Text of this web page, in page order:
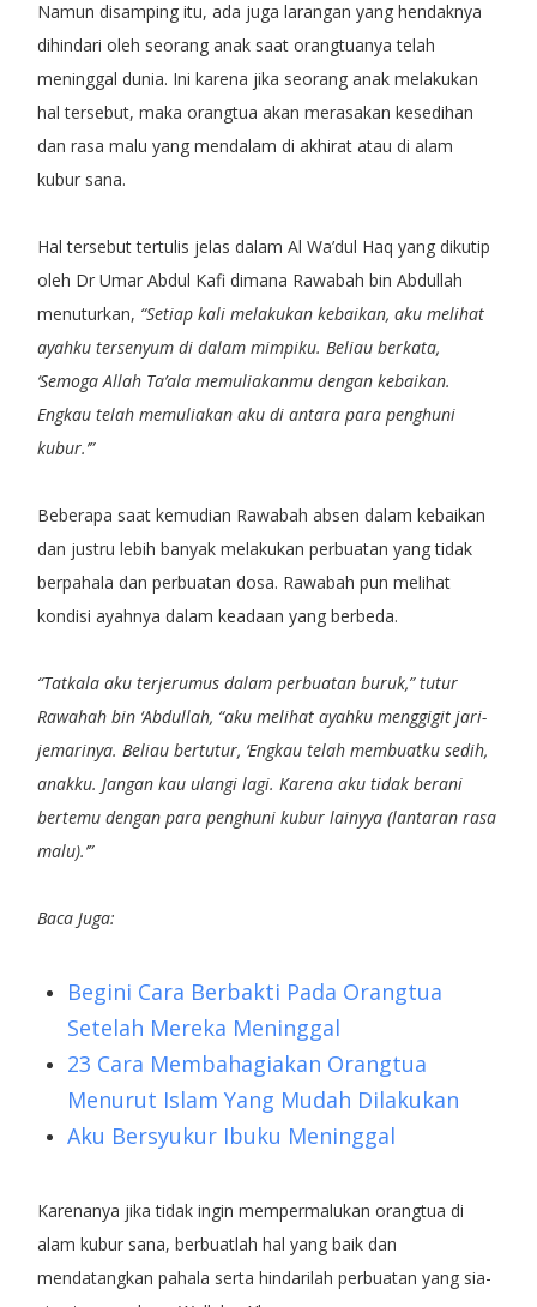
Namun disamping itu, ada juga larangan yang hendaknya
dihindari oleh seorang anak saat orangtuanya telah
meninggal dunia. Ini karena jika seorang anak melakukan
hal tersebut, maka orangtua akan merasakan kesedihan
dan rasa malu yang mendalam di akhirat atau di alam
kubur sana.
Hal tersebut tertulis jelas dalam Al Wa’dul Haq yang dikutip
oleh Dr Umar Abdul Kafi dimana Rawabah bin Abdullah
menuturkan, “Setiap kali melakukan kebaikan, aku melihat
ayahku tersenyum di dalam mimpiku. Beliau berkata,
‘Semoga Allah Ta’ala memuliakanmu dengan kebaikan.
Engkau telah memuliakan aku di antara para penghuni
kubur.’”
Beberapa saat kemudian Rawabah absen dalam kebaikan
dan justru lebih banyak melakukan perbuatan yang tidak
berpahala dan perbuatan dosa. Rawabah pun melihat
kondisi ayahnya dalam keadaan yang berbeda.
“Tatkala aku terjerumus dalam perbuatan buruk,” tutur
Rawahah bin ‘Abdullah, “aku melihat ayahku menggigit jari-
jemarinya. Beliau bertutur, ‘Engkau telah membuatku sedih,
anakku. Jangan kau ulangi lagi. Karena aku tidak berani
bertemu dengan para penghuni kubur lainyya (lantaran rasa
malu).’”
Baca Juga:
Begini Cara Berbakti Pada Orangtua
Setelah Mereka Meninggal
23 Cara Membahagiakan Orangtua
Menurut Islam Yang Mudah Dilakukan
Aku Bersyukur Ibuku Meninggal
Karenanya jika tidak ingin mempermalukan orangtua di
alam kubur sana, berbuatlah hal yang baik dan
mendatangkan pahala serta hindarilah perbuatan yang sia-